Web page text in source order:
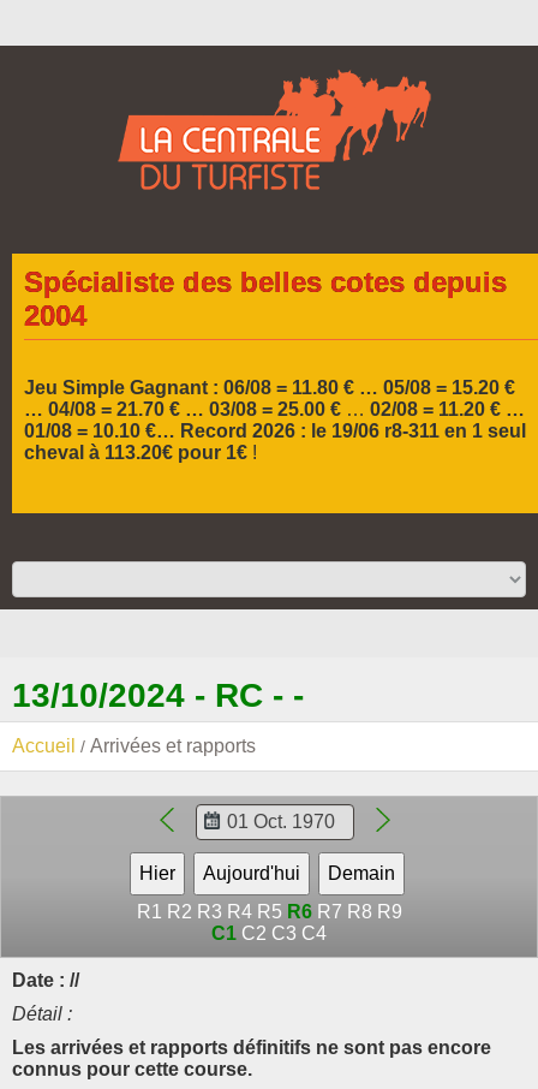
Spécialiste des belles cotes depuis
2004
Jeu Simple Gagnant : 06/08 = 11.80 € … 05/08 = 15.20 €
… 04/08 = 21.70 € … 03/08 = 25.00 € … 02/08 = 11.20 € …
01/08 = 10.10 €… Record 2026 : le 19/06 r8-311 en 1 seul
cheval à 113.20€ pour 1€ !
13/10/2024 - RC - -
Accueil Arrivées et rapports
R1 R2 R3 R4 R5 R6 R7 R8 R9
C1 C2 C3 C4
Date : //
Détail :
Les arrivées et rapports définitifs ne sont pas encore
connus pour cette course.